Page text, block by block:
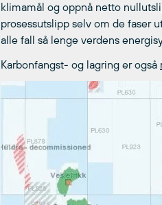
klimamål og oppnå netto
prosessutslipp selv om de faser
alle fall så lenge verdens
Karbonfangst- og lagring er også